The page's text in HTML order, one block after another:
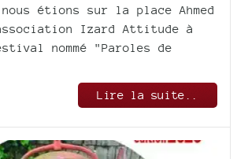
nous étions sur la place Ahmed
Izard Attitude à
nommé "Paroles de
Lire la suite..